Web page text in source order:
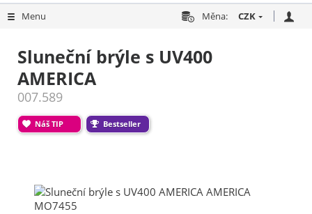
Menu Měna: CZK
Sluneční brýle s UV400
AMERICA
007.589
Náš TIP Bestseller